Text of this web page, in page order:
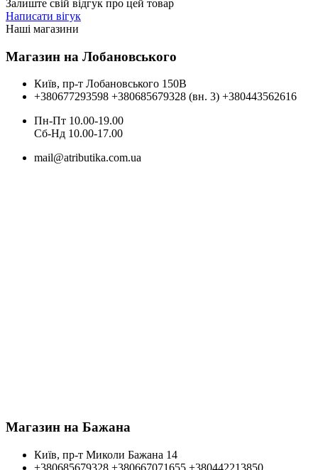
Залиште свій відгук про цей товар
Написати вігук
Наші магазини
Магазин на Лобановського
Київ, пр-т Лобановського 150В
+380677293598 +380685679328 (вн. 3) +380443562616
Пн-Пт 10.00-19.00
Cб-Нд 10.00-17.00
mail@atributika.com.ua
Магазин на Бажана
Київ, пр-т Миколи Бажана 14
+380685679328 +380667071655 +380442213850